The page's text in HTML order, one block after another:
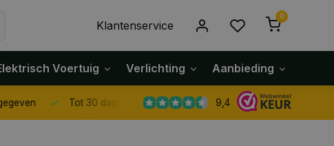
Klantenservice
0
Voertuig Verlichting Aanbieding
Tot 30 dagen retour sturen. 9,4